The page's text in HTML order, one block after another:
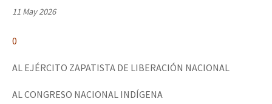
AutonomÍa y Resistencia
Megaproyectos
Dia 1: Encontro “Guerra contra a Humanidade”
[CDMX – 20 julio] Jornadas globales por la libertad de Jesús
11 May 2026
0
AL EJÉRCITO ZAPATISTA DE LIBERACIÓN NACIONAL
AL CONGRESO NACIONAL INDÍGENA